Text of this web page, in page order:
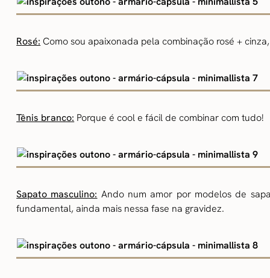
Rosé: Como sou apaixonada pela combinação rosé +
Tênis branco: Porque é cool e fácil de combinar com tudo!
Sapato masculino: Ando num amor por modelos de
fundamental, ainda mais nessa fase na gravidez.